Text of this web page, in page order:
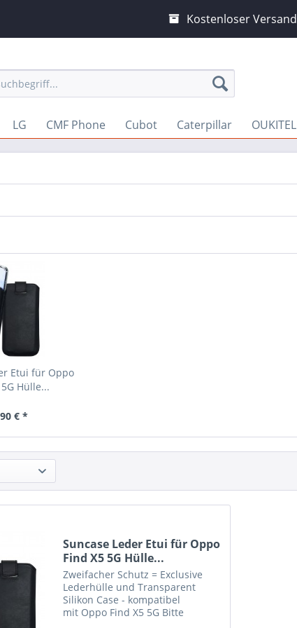
Kostenloser Versand
LG CMF Phone Cubot Caterpillar OUKITEL
Etui für Oppo
Hülle...
€ *
Suncase Leder Etui für Oppo
Find X5 5G Hülle...
Zweifacher Schutz = Exclusive
Lederhülle und Transparent
Silikon Case - kompatibel
mit Oppo Find X5 5G Bitte